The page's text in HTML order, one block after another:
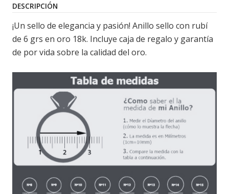
DESCRIPCIÓN
¡Un sello de elegancia y pasión! Anillo sello con rubí
de 6 grs en oro 18k. Incluye caja de regalo y garantía
de por vida sobre la calidad del oro.